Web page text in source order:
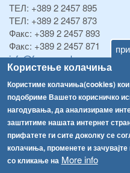
Користење колачиња
Користиме колачиња(cookies)
подобриме Вашето корисничко
нагодувања, да анализираме
заштитиме нашата интернет
прифатете ги сите доколку се
колачиња, променете и
со кликање на More info
ТЕЛ: +389 2 2457 895
ТЕЛ: +389 2 2457 873
Факс: +389 2 2457 893
Факс: +389 2 2457 871
info@fva.gov.mk
[АХВ-претходна страна]
Соопштенија
Република Бугарија ги засили официјалните контроли при увоз на свежо овошје и зеленчук
Високите температури ризик од труење со храна, опасни се и за животните
Водата во Гостивар може да се користи како техничка, продолжува испораката на флаширана вода
Архива
Регистри
Обрасци